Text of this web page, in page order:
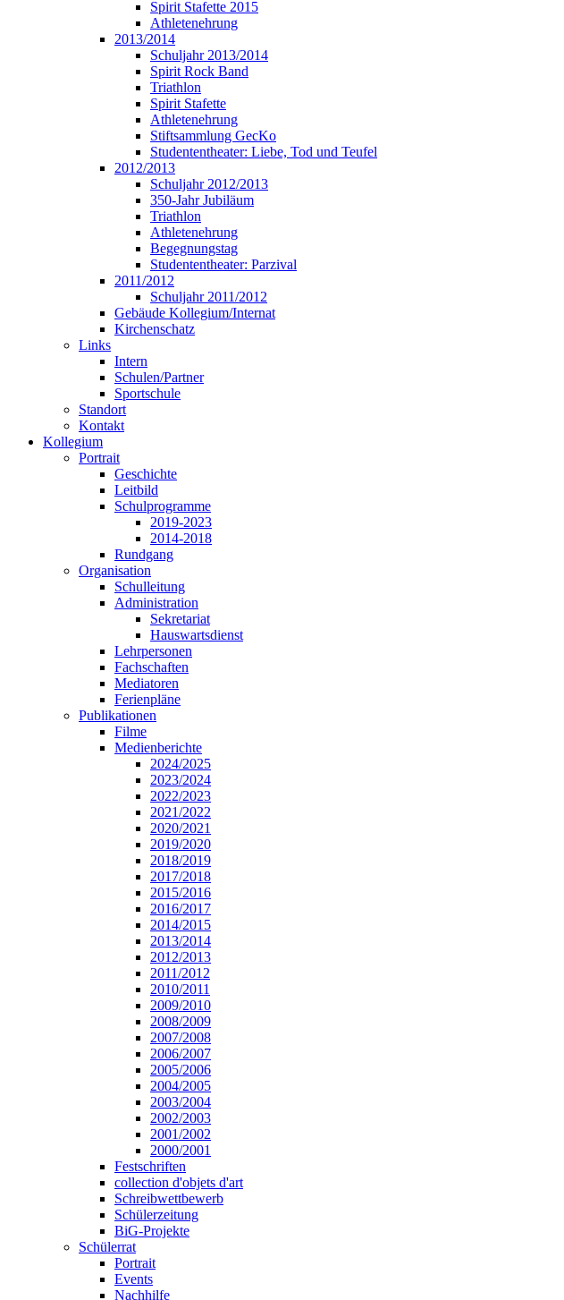
Spirit Stafette 2015
Athletenehrung
2013/2014
Schuljahr 2013/2014
Spirit Rock Band
Triathlon
Spirit Stafette
Athletenehrung
Stiftsammlung GecKo
Studententheater: Liebe, Tod und Teufel
2012/2013
Schuljahr 2012/2013
350-Jahr Jubiläum
Triathlon
Athletenehrung
Begegnungstag
Studententheater: Parzival
2011/2012
Schuljahr 2011/2012
Gebäude Kollegium/Internat
Kirchenschatz
Links
Intern
Schulen/Partner
Sportschule
Standort
Kontakt
Kollegium
Portrait
Geschichte
Leitbild
Schulprogramme
2019-2023
2014-2018
Rundgang
Organisation
Schulleitung
Administration
Sekretariat
Hauswartsdienst
Lehrpersonen
Fachschaften
Mediatoren
Ferienpläne
Publikationen
Filme
Medienberichte
2024/2025
2023/2024
2022/2023
2021/2022
2020/2021
2019/2020
2018/2019
2017/2018
2015/2016
2016/2017
2014/2015
2013/2014
2012/2013
2011/2012
2010/2011
2009/2010
2008/2009
2007/2008
2006/2007
2005/2006
2004/2005
2003/2004
2002/2003
2001/2002
2000/2001
Festschriften
collection d'objets d'art
Schreibwettbewerb
Schülerzeitung
BiG-Projekte
Schülerrat
Portrait
Events
Nachhilfe